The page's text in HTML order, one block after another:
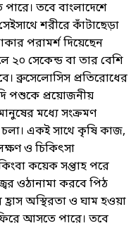
তবে বাংলাদেশে
শরীরে কাঁটাছেড়া
পরামর্শ দিয়েছেন
২০ সেকেন্ড বা তার বেশি
ব্রুসেলোসিস প্রতিরোধের
পশুকে প্রয়োজনীয়
মধ্যে সংক্রমণ
চলা। একই সাথে কৃষি কাজ,
ও চিকিৎসা
কয়েক সপ্তাহ পরে
ওঠানামা করবে পিঠ
অস্থিরতা ও ঘাম হওয়া
আসতে পারে। তবে